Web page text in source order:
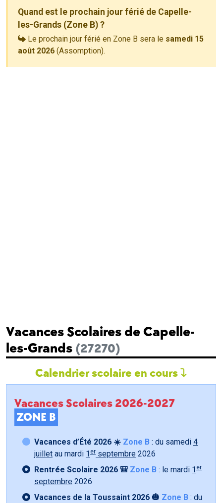
Quand est le prochain jour férié de Capelle-
les-Grands (Zone B) ?
Le prochain jour férié en Zone B sera le samedi 15
août 2026 (Assomption).
Vacances Scolaires de Capelle-
les-Grands (27270)
Calendrier scolaire en cours
Vacances Scolaires 2026-2027
ZONE B
Vacances d’Été 2026 ☀️ Zone B : du samedi 4
juillet au mardi 1 er septembre 2026
Rentrée Scolaire 2026 🎒 Zone B : le mardi 1 er
septembre 2026
Vacances de la Toussaint 2026 🎃 Zone B : du